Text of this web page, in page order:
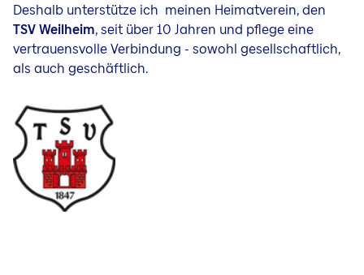
Deshalb unterstütze ich meinen Heimatverein, den
TSV Weilheim, seit über 10 Jahren und pflege eine
vertrauensvolle Verbindung - sowohl gesellschaftlich,
als auch geschäftlich.